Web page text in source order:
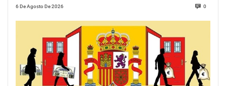
6 De Agosto De 2026 0